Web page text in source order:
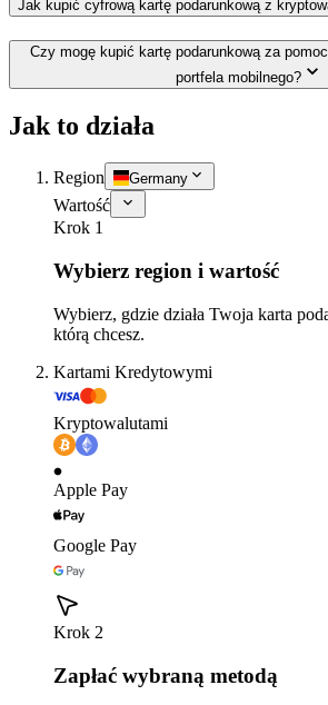
Jak kupić cyfrową kartę podarunkową z
Czy mogę kupić kartę podarunkową za
portfela mobilnego?
Jak to działa
Region Germany
Wartość
Krok 1
Wybierz region i wartość
Wybierz, gdzie działa Twoja karta
którą chcesz.
Kartami Kredytowymi
Kryptowalutami
Apple Pay
Google Pay
Krok 2
Zapłać wybraną metodą